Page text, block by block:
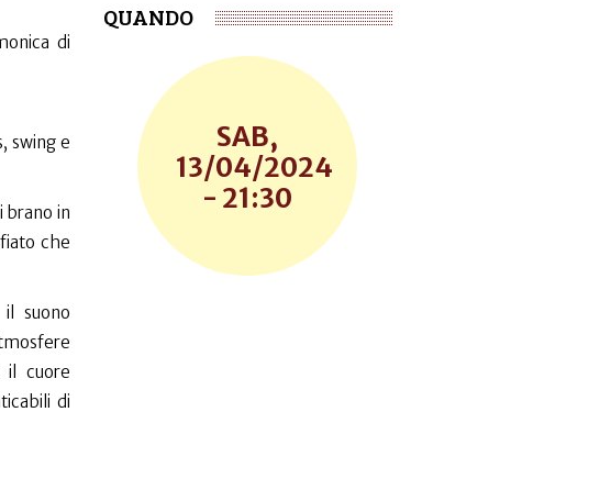
di
swing e
brano in
che
suono
il cuore
di
QUANDO
SAB,
13/04/2024
- 21:30